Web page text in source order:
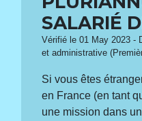
SALARIÉ
Vérifié le 01 May 2023 -
et administrative
Si vous êtes
en France (en tant
une mission dans